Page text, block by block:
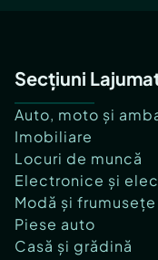
Secțiuni
Auto, moto și
Imobiliare
Locuri de muncă
Electronice și
Modă și frumusețe
Piese auto
Casă și grădină